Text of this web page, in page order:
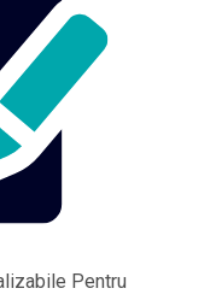
Pentru